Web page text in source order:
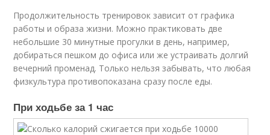
Продолжительность тренировок зависит от графика
работы и образа жизни. Можно практиковать две
небольшие 30 минутные прогулки в день, например,
добираться пешком до офиса или же устраивать долгий
вечерний променад. Только нельзя забывать, что любая
физкультура противопоказана сразу после еды.
При ходьбе за 1 час